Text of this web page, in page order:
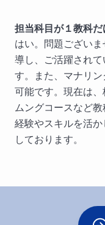
担当科目が１教科
はい。問題ござい
導し、ご活躍され
す。また、マナリ
可能です。現在は
ムングコースなど
経験やスキルを活
しております。